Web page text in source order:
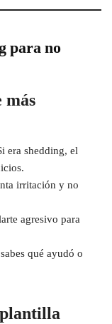
para no
más
era shedding, el
irritación y no
agresivo para
qué ayudó o